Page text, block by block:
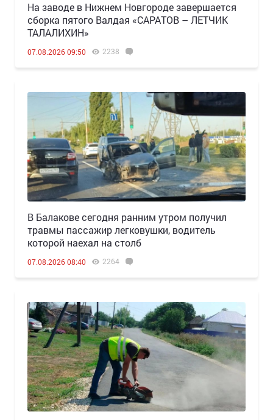
Н️а заводе в Нижнем Новгороде завершается
сборка пятого Валдая «САРАТОВ – ЛЕТЧИК
ТАЛАЛИХИН»
07.08.2026 09:50 2238
В Балакове сегодня ранним утром получил
травмы пассажир легковушки, водитель
которой наехал на столб
07.08.2026 08:40 2264